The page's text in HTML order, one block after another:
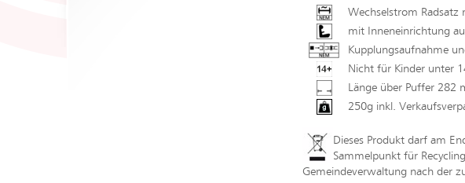
Wechselstrom Radsatz
mit Inneneinrichtung
Kupplungsaufnahme
Nicht für Kinder unter
Länge über Puffer 282
250g inkl.
Dieses Produkt darf am
Sammelpunkt für
Gemeindeverwaltung nach der